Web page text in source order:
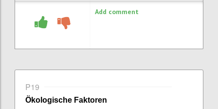
Add comment
P19
Ökologische Faktoren